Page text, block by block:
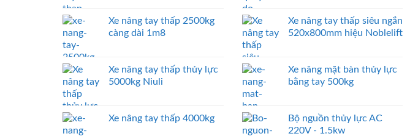
Xe nâng tay thấp 2500kg
càng dài 1m8
Xe nâng tay thấp thủy lực
5000kg Niuli
Xe nâng tay thấp 4000kg
Xe nâng tay thấp siêu ngắn
520x800mm hiệu Noblelift
Xe nâng mặt bàn thủy lực
bằng tay 500kg
Bộ nguồn thủy lực AC
220V - 1.5kw